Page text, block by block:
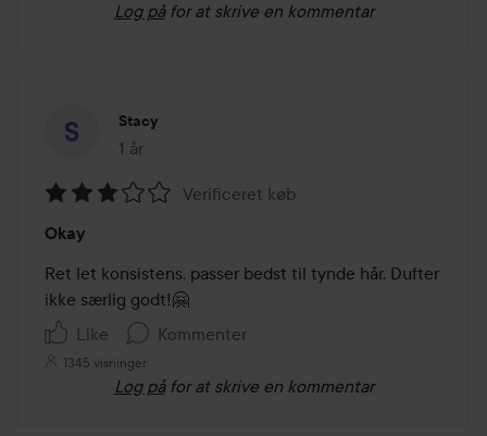
Log på for at skrive en kommentar
Stacy
1 år
Posten blev oprettet 1 år
3
ud
af
5
Verificeret køb
Okay
Ret let konsistens, passer bedst til tynde hår. Dufter
ikke særlig godt!🤗
Like
Kommenter
1345 visninger
Log på for at skrive en kommentar